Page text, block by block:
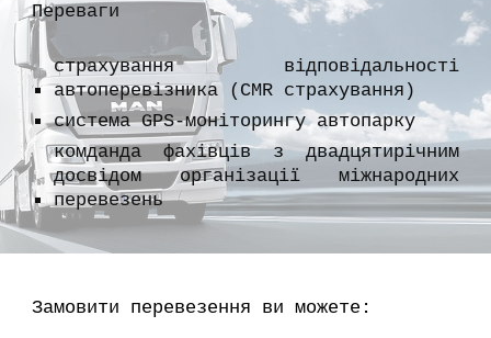
Переваги
страхування відповідальності
автоперевізника (CMR страхування)
система GPS-моніторингу автопарку
комданда фахівців з двадцятирічним
досвідом організації міжнародних
перевезень
Замовити перевезення ви можете: